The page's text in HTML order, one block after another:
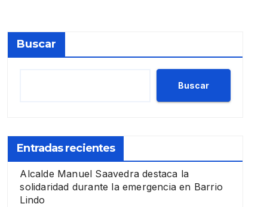
Buscar
Buscar
Entradas recientes
Alcalde Manuel Saavedra destaca la
solidaridad durante la emergencia en Barrio
Lindo